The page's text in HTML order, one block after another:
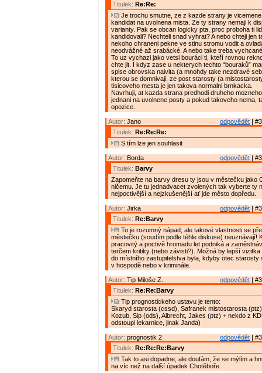
Titulek: Re:Re:
Je trochu smutne, ze z kazde strany je
kandidat na uvolnena mista. Ze ty strany nemaji k
varianty. Pak se obcan logicky pta, proc proboha ti
kandidovali? Nechteli snad vyhrat? A nebo chteji jen
nekoho chraneni pekne ve stinu stromu vodit a
neodvážné až srabácké. A nebo take treba
To uz vychazi jako vetsi bouráci ti, kteří rovnou
chte jit. I kdyz zase u nekterych techto “bouraků”
spise obrovska naivita (a mnohdy take nezdravé
kterou se domnivaji, ze post starosty (a
tisicoveho mesta je jen takova normalni brnkacka.
Navrhuji, at kazda strana predhodi druheho
jednani na uvolnene posty a pokud takoveho nema,
opozice.
odpovědět |
Autor: Jano
Titulek: Re:Re:Re:
S tím lze jen souhlasit
odpovědět |
Autor: Borda
Titulek: Barvy
Zapomeňte na barvy dresu ty jsou v městečku jako
ničemu. Je tu jednadvacet zvolených tak vyberte ty
nejpoctivější a nejzkušenější ať jde město dopředu.
odpovědět |
Autor: Jirka
Titulek: Re:Barvy
To je rozumný nápad, ale takové vlastnosti se
městečku (soudím podle téhle diskuse) neuznávají!
pracovitý a poctivě hromadu let podniká a
terčem kritiky (nebo závisti?). Možná by lepší vizitka
do místního zastupitelstva byla, kdyby otec starosty
v hospodě nebo v kriminále.
odpovědět |
Autor: Tip Miloše Z.
Titulek: Re:Re:Barvy
Tip prognostickeho ustavu je tento:
Skaryd starosta (cssd), Safranek mistostarosta
Kozub, Sip (ods), Albrecht, Jakes (ptz) + nekdo z
odstoupi lekarnice, jinak Janda)
odpovědět |
Autor: prognostik 2
Titulek: Re:Re:Re:Barvy
Tak to asi dopadne, ale doufám, že se mýlím a
na víc než na další úpadek Chotěboře.